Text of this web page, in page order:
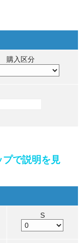
購入区分
で説明を見
S